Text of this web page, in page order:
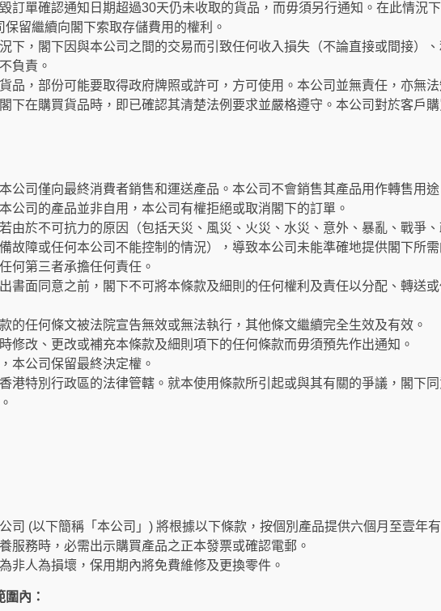
訂單確認通知日期超過30天仍未收取的貨品，而毋須另行通知。在此情況
保留繼續向閣下索取存儲費用的權利。
下，閣下因與本公司之間的交易而引致任何收入損失（不論直接或間接）
負責。
品，部份可能要取得政府牌照或許可，方可使用。本公司並無責任，亦無
下在購買貨品時，即已確認其清楚法例要求並嚴格遵守。本公司對於客戶
公司僅向最終消費者銷售和運送產品。本公司不會銷售其產品用作轉售用
公司的產品並非自用，本公司有權拒絕或取消閣下的訂單。
由於不可抗力的原因（包括天災、風災、火災、水災、意外、暴亂、戰爭
故障或任何本公司不能控制的情況），導致本公司未能準確地提供閣下所
何第三者承擔任何責任。
書面同意之前，閣下不可將本條款及細則的任何權利及責任以分配、轉送
的任何條文被法院宣告無效或無法執行，其他條文繼續完全生效及有效。
修改、更改或補充本條款及細則項下的任何條款而毋須預先作出通知。
本公司保留最終決定權。
港特別行政區的法律管轄。就本使用條款所引起或與其有關的爭議，閣下
司 (以下簡稱「本公司」) 將根據以下條款，按個別產品提供六個月至壹年有
服務時，必需出示購買產品之正本發票或確認電郵。
非人為損壞，保用期內將免費維修及更換零件。
內：